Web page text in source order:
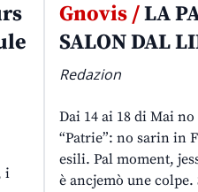
i
Gnovis /LA
SALON DAL
Redazion
Dai 14 ai 18 di Mai
“Patrie”: no sarin
esili. Pal moment,
è ancjemò une